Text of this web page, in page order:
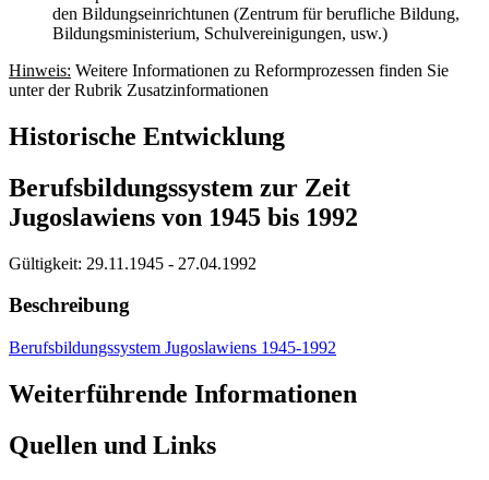
den Bildungseinrichtunen (Zentrum für berufliche Bildung,
Bildungsministerium, Schulvereinigungen, usw.)
Hinweis: Weitere Informationen zu Reformprozessen finden Sie
unter der Rubrik Zusatzinformationen
Historische Entwicklung
Berufsbildungssystem zur Zeit
Jugoslawiens von 1945 bis 1992
Gültigkeit: 29.11.1945 - 27.04.1992
Beschreibung
Berufsbildungssystem Jugoslawiens 1945-1992
Weiterführende Informationen
Quellen und Links